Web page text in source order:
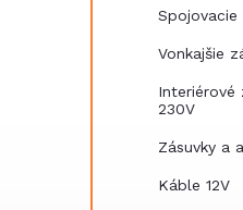
Spojovacie
Vonkajšie
Interiérové
230V
Zásuvky a
Káble 12V